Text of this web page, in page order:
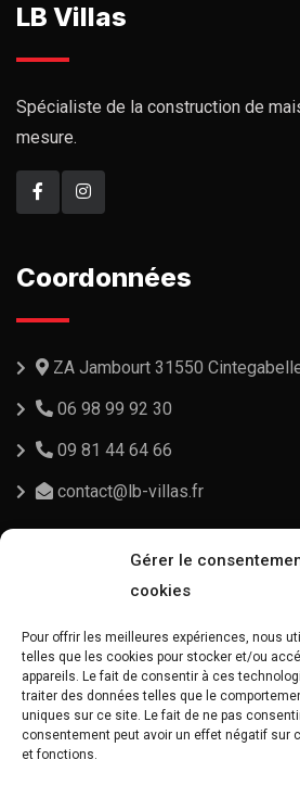
Gérer le
cookies
Pour offrir les meilleures expériences, nous
telles que les cookies pour stocker et/ou
appareils. Le fait de consentir à ces
traiter des données telles que le
uniques sur ce site. Le fait de ne pas
consentement peut avoir un effet négatif sur
et fonctions.
LB Villas
Spécialiste de la construction de
mesure.
Coordonnées
ZA Jambourt 31550
06 98 99 92 30
09 81 44 64 66
contact@lb-villas.fr
Mentions légales
Politique de cookies
Politique de confidentialité